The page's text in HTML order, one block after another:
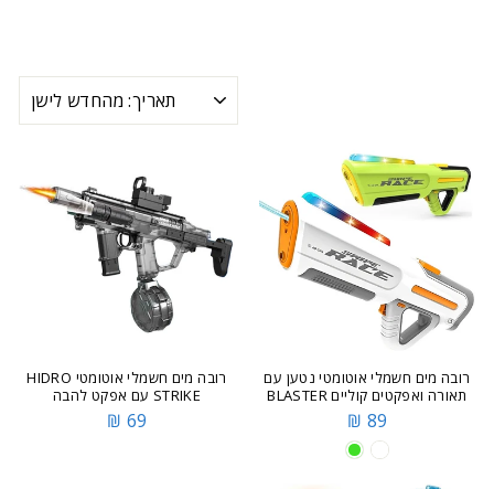
מיון
רובה מים חשמלי אוטומטי נטען עם
תאורה ואפקטים קוליים BLASTER
89 ₪
רובה מים חשמלי אוטומטי HIDRO
STRIKE עם אפקט להבה
69 ₪